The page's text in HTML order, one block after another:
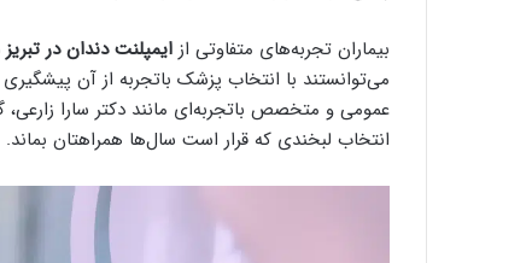
بیماران تجربه‌های متفاوتی از ایمپلنت دندان در تبریز
می‌توانستند با انتخاب پزشک باتجربه از آن
عمومی و متخصص باتجربه‌ای مانند دکتر سارا
انتخاب لبخندی که قرار است سال‌ها همراهتان بماند.